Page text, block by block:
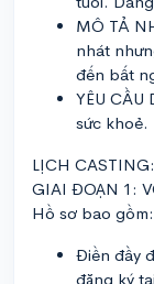
MÔ TẢ
nhát
đến bất
YÊU CẦU
sức khoẻ.
LỊCH CASTING:
GIAI ĐOẠN 1:
Hồ sơ bao gồm:
Điền đầy
đăng ký tại